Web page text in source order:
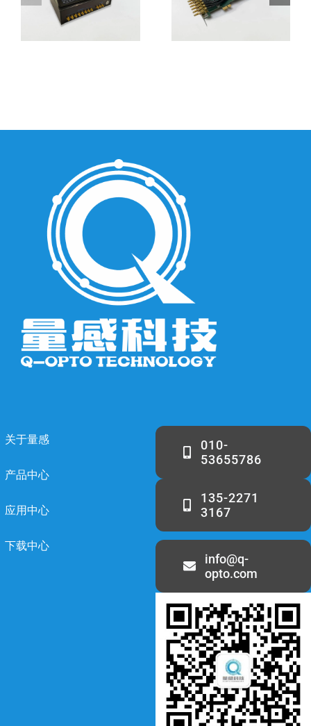
关于量感
产品中心
应用中心
下载中心
010-
53655786
135-2271
3167
info@q-
opto.com